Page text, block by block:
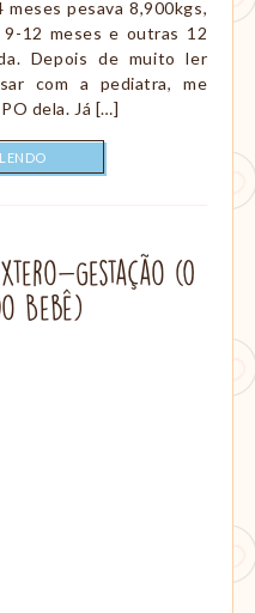
meses pesava 8,900kgs,
9-12 meses e outras 12
Depois de muito ler
com a pediatra, me
dela. Já […]
Gestação (0
Bebê)